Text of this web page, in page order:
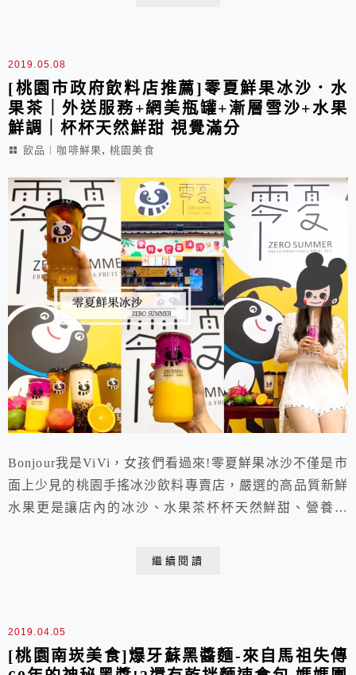
2019.05.08
[桃園市政府飲料店推薦]零夏鮮果冰沙．水
果茶｜外送服務+網美瓶罐+漸層雪沙+水果
鮮調｜杯杯天然鮮甜 視覺滿分
飲品︱咖啡鮮果,桃園美食
Bonjour我是ViVi，女孩們看過來!零夏鮮果冰沙不僅是市
面上少見的桃園手搖冰沙飲料專賣店，嚴選的高品質新鮮
水果更是讓店內的冰沙、水果茶杯杯天然鮮甜、營養滿
繼續閱讀
2019.04.05
[桃園南崁美食]爆牙蘇黑醬麵-來自馬祖失傳